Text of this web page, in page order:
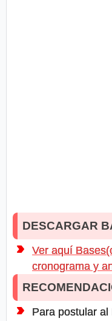
DESCARGAR
Ver aquí
cronograma y
Para postular